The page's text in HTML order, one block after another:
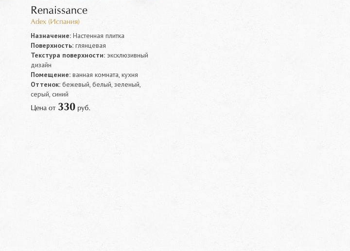
Renaissance
Adex (Испания)
Назначение:Настенная плитка
Поверхность:глянцевая
Текстура поверхности:эксклюзивный
дизайн
Помещение:ванная комната, кухня
Оттенок:бежевый, белый, зеленый,
серый, синий
Цена от 330руб.